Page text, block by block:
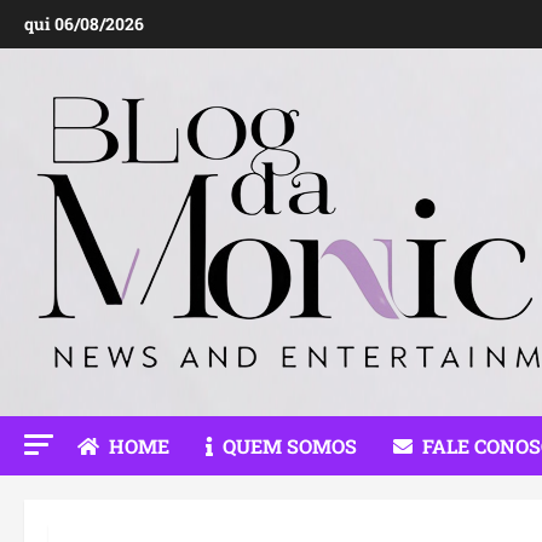
para
conteúdo
qui 06/08/2026
HOME QUEM SOMOS FALE